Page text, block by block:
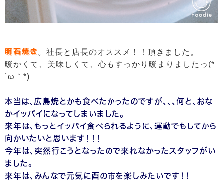
明石焼き。社長と店長のオススメ！！頂きました。
暖かくて、美味しくて、心もすっかり暖まりましたっ(*
´ω｀*)
本当は、広島焼とかも食べたかったのですが、、、何と、おな
かイッパイになってしまいました。
来年は、もっとイッパイ食べられるように、運動でもしてから
向かいたいと思います！！！
今年は、突然行こうとなったので来れなかったスタッフがい
ました。
来年は、みんなで元気に酉の市を楽しみたいです！！